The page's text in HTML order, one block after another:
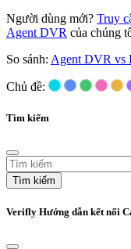
Người dùng mới? Truy
Agent DVR của chúng
So sánh: Agent DVR vs
Chủ đề:
Tìm kiếm
Tìm kiếm
Verifly Hướng dẫn kết nối